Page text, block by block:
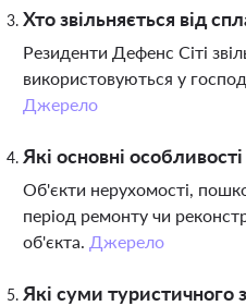
Хто звільняється від
Резиденти Дефенс Сіті
використовуються у
Джерело
Які основні
Об'єкти нерухомості,
період ремонту чи
об'єкта. Джерело
Які суми туристичного